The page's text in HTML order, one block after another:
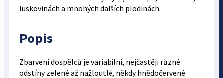
luskovinách a mnohých dalších plodinách.
Popis
Zbarvení dospělců je variabilní, nejčastěji různé
odstíny zelené až nažloutlé, někdy hnědočervené.